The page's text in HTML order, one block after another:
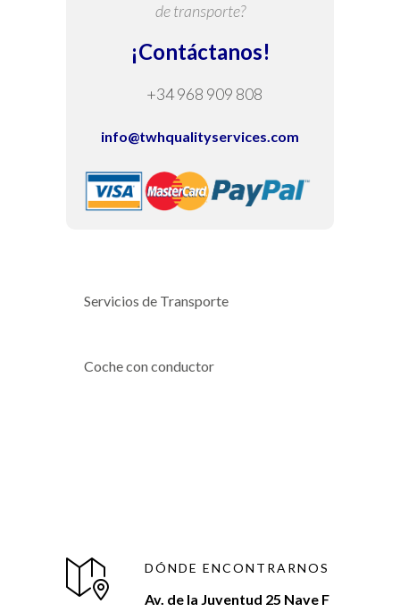
de transporte?
¡Contáctanos!
+34 968 909 808
info@twhqualityservices.com
Servicios de Transporte
Coche con conductor
DÓNDE ENCONTRARNOS
Av. de la Juventud 25 Nave F